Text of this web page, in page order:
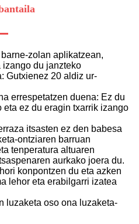
zolan aplikatzean,
izango du janzteko
Gutxienez 20 aldiz ur-
errespetatzen duena: Ez du
ez du eragin txarrik izango
itsasten ez den babesa
ontziaren barruan
tenperatura altuaren
aurkako joera du.
konpontzen du eta azken
lehor eta erabilgarri izatea
luzaketa oso ona luzaketa-